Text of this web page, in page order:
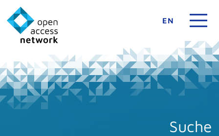
EN
Suche